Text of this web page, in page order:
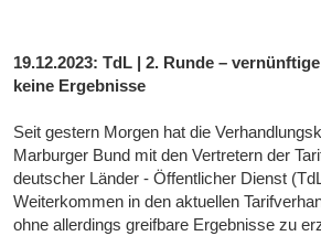
19.12.2023: TdL | 2. Runde –
keine Ergebnisse
Seit gestern Morgen hat die
Marburger Bund mit den Vertretern der
deutscher Länder - Öffentlicher Dienst
Weiterkommen in den aktuellen
ohne allerdings greifbare Ergebnisse zu